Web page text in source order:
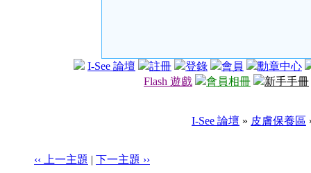
I-See 論壇 註冊 登錄 會員
勳章中心
Flash 遊戲
會員相冊 新手手冊
I-See 論壇 » 皮膚保養區
‹‹ 上一主題 | 下一主題 ››